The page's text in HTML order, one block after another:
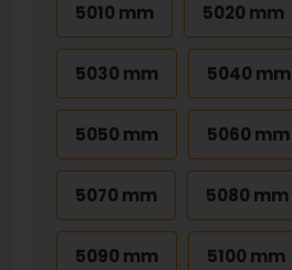
5010 mm 5020 mm
5030 mm 5040 mm
5050 mm 5060 mm
5070 mm 5080 mm
5090 mm 5100 mm